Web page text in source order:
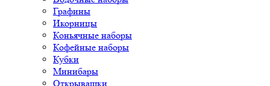
Графины
Икорницы
Коньячные наборы
Кофейные наборы
Кубки
Минибары
Открывашки